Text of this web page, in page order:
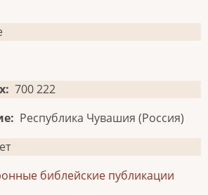
700 222
Республика Чувашия (Россия)
библейские публикации